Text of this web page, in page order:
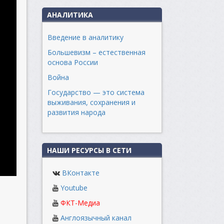
АНАЛИТИКА
Введение в аналитику
Большевизм – естественная
основа России
Война
Государство — это система
выживания, сохранения и
развития народа
НАШИ РЕСУРСЫ В СЕТИ
ВКонтакте
Youtube
ФКТ-Медиа
Англоязычный канал